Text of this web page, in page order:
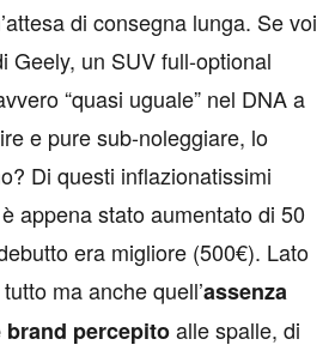
di consegna lunga. Se voi
Geely, un SUV full-optional
“quasi uguale” nel DNA a
e pure sub-noleggiare, lo
Di questi inflazionatissimi
appena stato aumentato di 50
era migliore (500€). Lato
ma anche quell’assenza
percepitoalle spalle, di